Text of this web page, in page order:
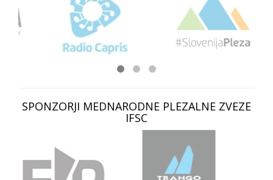
SPONZORJI MEDNARODNE PLEZALNE ZVEZE
IFSC